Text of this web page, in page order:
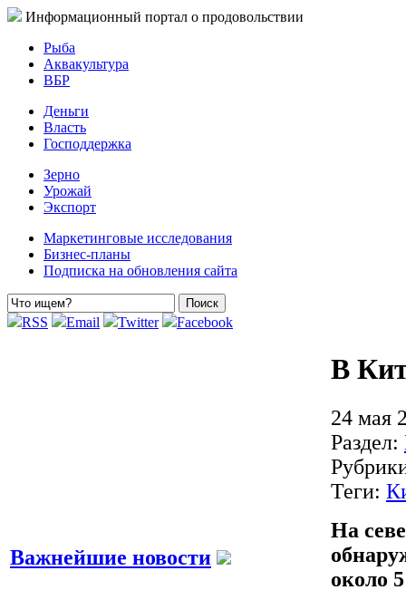
Информационный портал о продовольствии
Рыба
Аквакультура
ВБР
Деньги
Власть
Господдержка
Зерно
Урожай
Экспорт
Маркетинговые исследования
Бизнес-планы
Подписка на обновления сайта
RSS Email Twitter Facebook
Важнейшие новости
В
24 мая
Раздел:
Теги:
На
около